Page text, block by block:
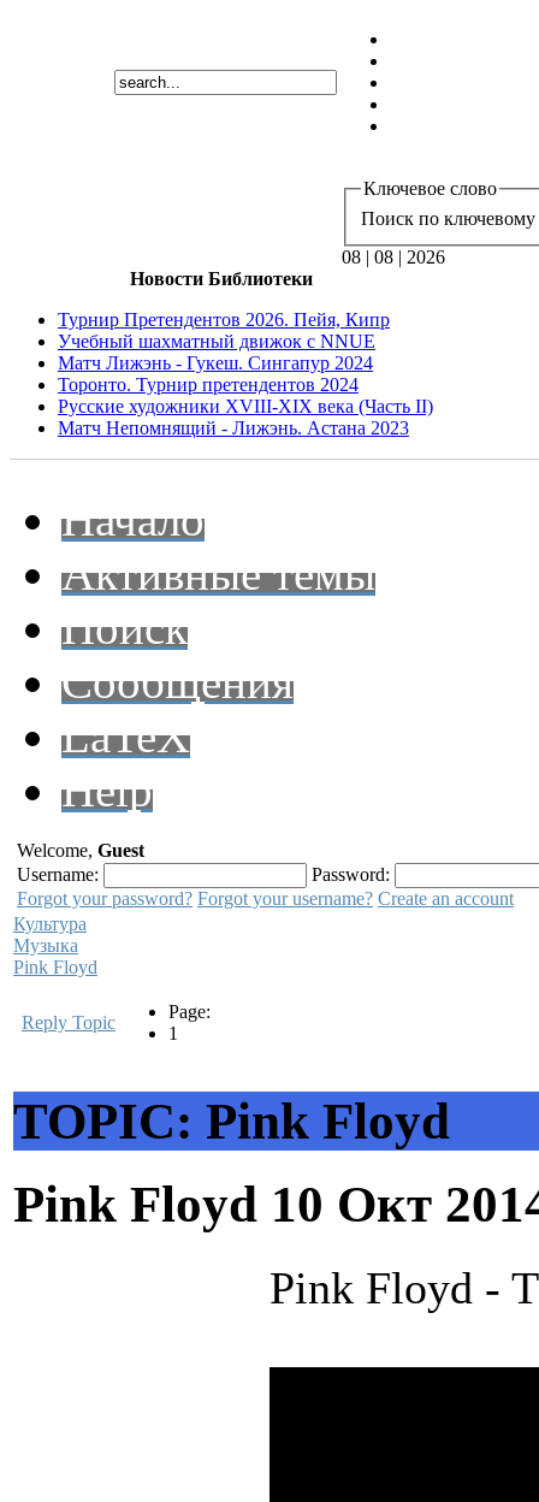
Ключевое слово
Поиск по ключевому
08 | 08 | 2026
Новости Библиотеки
Турнир Претендентов 2026. Пейя, Кипр
Учебный шахматный движок с NNUE
Матч Лижэнь - Гукеш. Сингапур 2024
Торонто. Турнир претендентов 2024
Русские художники XVIII-XIX века (Часть II)
Матч Непомнящий - Лижэнь. Астана 2023
Начало
Активные темы
Поиск
Сообщения
LaTeX
Help
Welcome, Guest
Username:
Password:
Forgot your password? Forgot your username? Create an account
Культура
Музыка
Pink Floyd
Reply Topic
Page:
1
TOPIC: Pink Floyd
Pink Floyd 10 Окт
Pink Floyd -